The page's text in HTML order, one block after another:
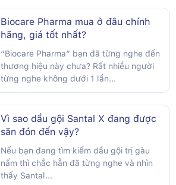
Biocare Pharma mua ở đâu chính
hãng, giá tốt nhất?
“Biocare Pharma” bạn đã từng nghe đến
thương hiệu này chưa? Rất nhiều người
từng nghe không dưới 1 lần...
Vì sao dầu gội Santal X đang được
săn đón đến vậy?
Nếu bạn đang tìm kiếm dầu gội trị gàu
nấm thì chắc hẳn đã từng nghe và nhìn
thấy Santal...